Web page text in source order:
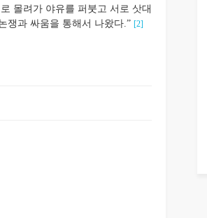
몰려가 야유를 퍼붓고 서로 삿대
쟁과 싸움을 통해서 나왔다.” [2]